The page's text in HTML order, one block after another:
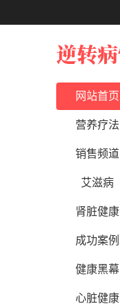
网站首页
营养疗法
销售频道
艾滋病
肾脏健康
成功案例
健康黑幕
心脏健康